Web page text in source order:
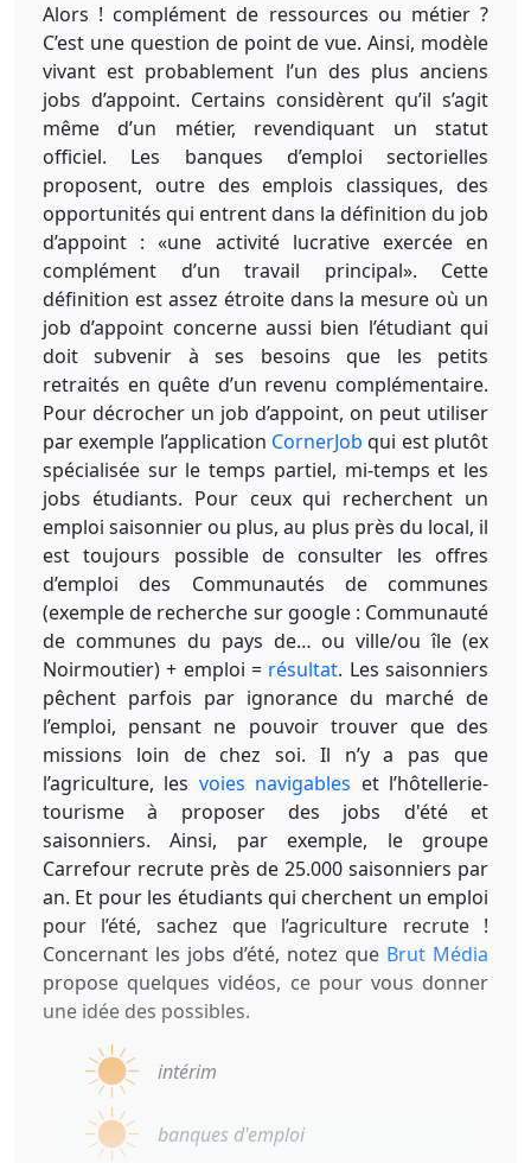
Alors ! complément de ressources ou métier ?
C’est une question de point de vue. Ainsi, modèle
vivant est probablement l’un des plus anciens
jobs d’appoint. Certains considèrent qu’il s’agit
même d’un métier, revendiquant un statut
officiel. Les banques d’emploi sectorielles
proposent, outre des emplois classiques, des
opportunités qui entrent dans la définition du job
d’appoint : «une activité lucrative exercée en
complément d’un travail principal». Cette
définition est assez étroite dans la mesure où un
job d’appoint concerne aussi bien l’étudiant qui
doit subvenir à ses besoins que les petits
retraités en quête d’un revenu complémentaire.
Pour décrocher un job d’appoint, on peut utiliser
par exemple l’application CornerJob qui est plutôt
spécialisée sur le temps partiel, mi-temps et les
jobs étudiants. Pour ceux qui recherchent un
emploi saisonnier ou plus, au plus près du local, il
est toujours possible de consulter les offres
d’emploi des Communautés de communes
(exemple de recherche sur google : Communauté
de communes du pays de… ou ville/ou île (ex
Noirmoutier) + emploi = résultat. Les saisonniers
pêchent parfois par ignorance du marché de
l’emploi, pensant ne pouvoir trouver que des
missions loin de chez soi. Il n’y a pas que
l’agriculture, les voies navigables et l’hôtellerie-
tourisme à proposer des jobs d'été et
saisonniers. Ainsi, par exemple, le groupe
Carrefour recrute près de 25.000 saisonniers par
an. Et pour les étudiants qui cherchent un emploi
pour l’été, sachez que l’agriculture recrute !
Concernant les jobs d’été, notez que Brut Média
propose quelques vidéos, ce pour vous donner
une idée des possibles.
intérim
banques d'emploi